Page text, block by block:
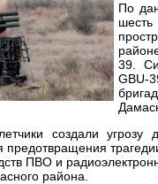
По
39.
GBU-
создали
ПВО и
района.